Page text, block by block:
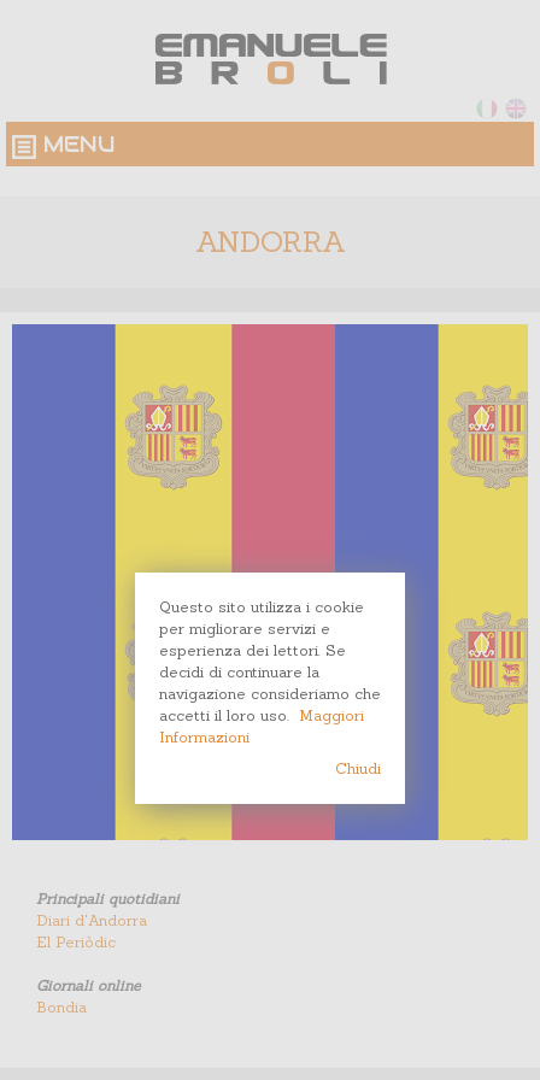
MENU
ANDORRA
Principali quotidiani
Diari d'Andorra
El Periòdic
Giornali online
Bondia
Questo sito utilizza i cookie
per migliorare servizi e
esperienza dei lettori. Se
decidi di continuare la
navigazione consideriamo che
accetti il loro uso.
Maggiori
Informazioni
Chiudi